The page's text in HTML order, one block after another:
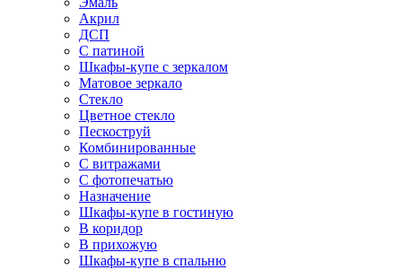
Акрил
ДСП
С патиной
Шкафы-купе с зеркалом
Матовое зеркало
Стекло
Цветное стекло
Пескоструй
Комбинированные
С витражами
С фотопечатью
Назначение
Шкафы-купе в гостиную
В коридор
В прихожую
Шкафы-купе в спальню